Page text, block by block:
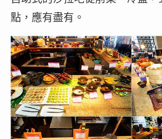
點，應有盡有。